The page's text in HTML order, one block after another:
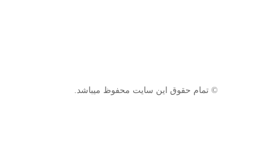
© تمام حقوق این سایت محفوظ میباشد.